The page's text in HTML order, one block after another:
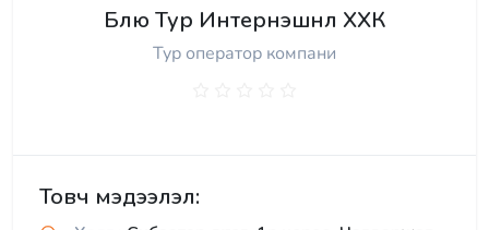
Блю Тур Интернэшнл ХХК
Тур оператор компани
Товч мэдээлэл: